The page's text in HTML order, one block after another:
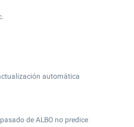
automática
de ALBO no predice